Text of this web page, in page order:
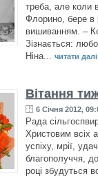
треба, але коли
Флорино, бере в
вишиванням. –
Зізнається:
Ніна... читати
Вітання
6 Січня 2012,
Рада
Христовим всіх
успіху, мрії,
благополуччя,
році збудуться